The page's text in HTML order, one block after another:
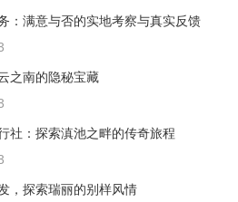
：满意与否的实地考察与真实反馈
之南的隐秘宝藏
社：探索滇池之畔的传奇旅程
，探索瑞丽的别样风情